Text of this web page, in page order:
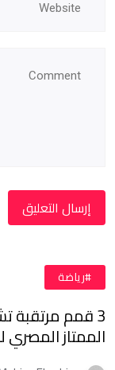
#رياضة
3 قمم مرتقبة
الممتاز المصري